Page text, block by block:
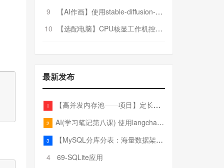
9
【AI作画】使用stable-diffusion-webui搭建AI作画平台
10
【选配电脑】CPU核显工作机控制预算5000
最新发布
1 【高并发内存池——项目】定长内存池——开胃小菜
2 AI(学习笔记第八课) 使用langchain的embedding models
3
【MySQL分库分表：海量数据架构的终极解决方案】
4
69-SQLite应用